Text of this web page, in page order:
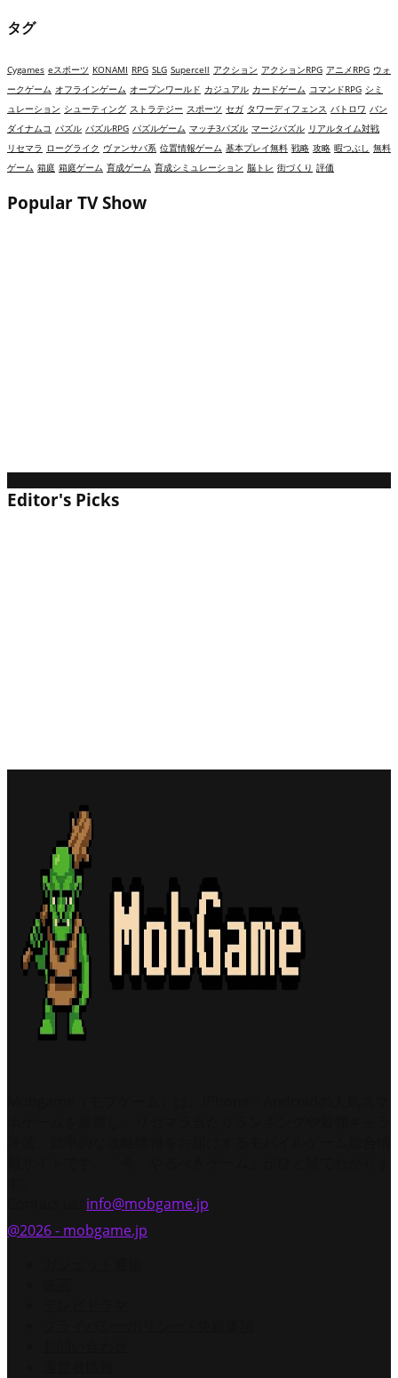
タグ
Cygames eスポーツ KONAMI RPG SLG Supercell アクション アクションRPG アニメRPG ウォ
ークゲーム オフラインゲーム オープンワールド カジュアル カードゲーム コマンドRPG シミ
ュレーション シューティング ストラテジー スポーツ セガ タワーディフェンス バトロワ バン
ダイナムコ パズル パズルRPG パズルゲーム マッチ3パズル マージパズル リアルタイム対戦
リセマラ ローグライク ヴァンサバ系 位置情報ゲーム 基本プレイ無料 戦略 攻略 暇つぶし 無料
ゲーム 箱庭 箱庭ゲーム 育成ゲーム 育成シミュレーション 脳トレ 街づくり 評価
Popular TV Show
Editor's Picks
info@mobgame.jp
@2026 - mobgame.jp